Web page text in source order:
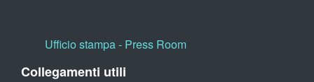
Ufficio stampa - Press Room
Collegamenti utili